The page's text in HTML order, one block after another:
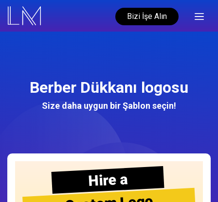
Bizi İşe Alın
Berber Dükkanı logosu
Size daha uygun bir Şablon seçin!
Hire a